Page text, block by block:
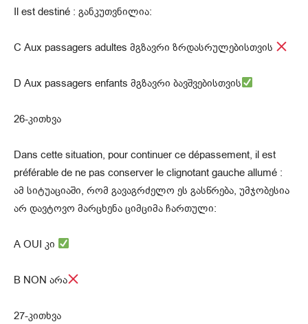
Il est destiné : განკუთვნილია:
С Aux passagers adultes მგზავრი ზრდასრულებისთვის
D Aux passagers enfants მგზავრი ბავშვებისთვის
26-კითხვა
Dans cette situation, pour continuer ce dépassement, il est
préférable de ne pas conserver le clignotant gauche allumé :
ამ სიტუაციაში, რომ გავაგრძელო ეს გასწრება, უმჯობესია
არ დავტოვო მარცხენა ციმციმა ჩართული:
A OUI კი
B NON არა
27-კითხვა